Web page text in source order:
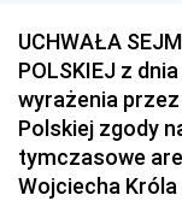
UCHWAŁA
POLSKIEJ z
wyrażenia
Polskiej zgody
tymczasowe
Wojciecha Króla